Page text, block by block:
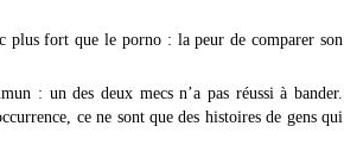
plus fort que le porno : la peur de comparer son
: un des deux mecs n’a pas réussi à bander.
ce ne sont que des histoires de gens qui